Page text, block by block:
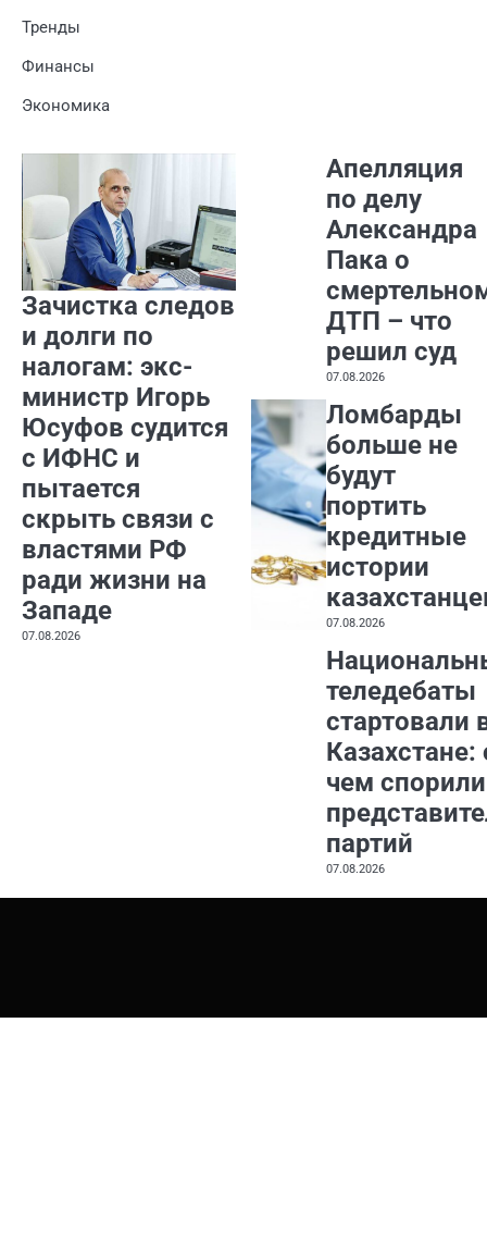
Тренды
Финансы
Экономика
Зачистка следов
и долги по
налогам: экс-
министр Игорь
Юсуфов судится
с ИФНС и
пытается
скрыть связи с
властями РФ
ради жизни на
Западе
07.08.2026
Апелляция
по делу
Александра
Пака о
ДТП – что
решил суд
07.08.2026
Ломбарды
больше не
будут
портить
кредитные
истории
07.08.2026
теледебаты
стартовали
Казахстане:
чем спорили
партий
07.08.2026